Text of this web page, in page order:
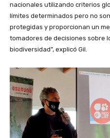
nacionales utilizando criterios
límites determinados pero no
protegidas y proporcionan un
tomadores de decisiones sobre
biodiversidad”, explicó Gil.